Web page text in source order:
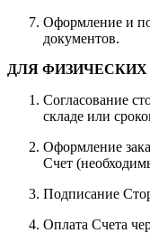
Оформление и
документов.
ДЛЯ
Согласование
складе или
Оформление
Счет
Подписание
Оплата Счета